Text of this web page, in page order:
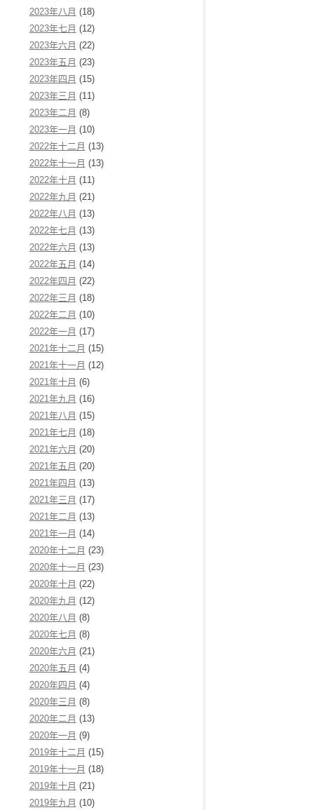
2023年八月 (18)
2023年七月 (12)
2023年六月 (22)
2023年五月 (23)
2023年四月 (15)
2023年三月 (11)
2023年二月 (8)
2023年一月 (10)
2022年十二月 (13)
2022年十一月 (13)
2022年十月 (11)
2022年九月 (21)
2022年八月 (13)
2022年七月 (13)
2022年六月 (13)
2022年五月 (14)
2022年四月 (22)
2022年三月 (18)
2022年二月 (10)
2022年一月 (17)
2021年十二月 (15)
2021年十一月 (12)
2021年十月 (6)
2021年九月 (16)
2021年八月 (15)
2021年七月 (18)
2021年六月 (20)
2021年五月 (20)
2021年四月 (13)
2021年三月 (17)
2021年二月 (13)
2021年一月 (14)
2020年十二月 (23)
2020年十一月 (23)
2020年十月 (22)
2020年九月 (12)
2020年八月 (8)
2020年七月 (8)
2020年六月 (21)
2020年五月 (4)
2020年四月 (4)
2020年三月 (8)
2020年二月 (13)
2020年一月 (9)
2019年十二月 (15)
2019年十一月 (18)
2019年十月 (21)
2019年九月 (10)